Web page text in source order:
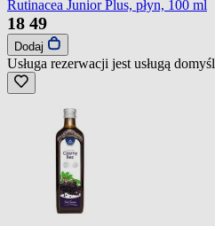
Rutinacea Junior Plus, płyn, 100 ml
18 49
Dodaj
Usługa rezerwacji jest usługą